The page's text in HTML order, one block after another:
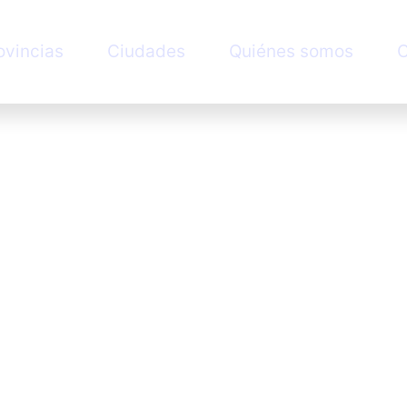
Ciudades Quiénes somos